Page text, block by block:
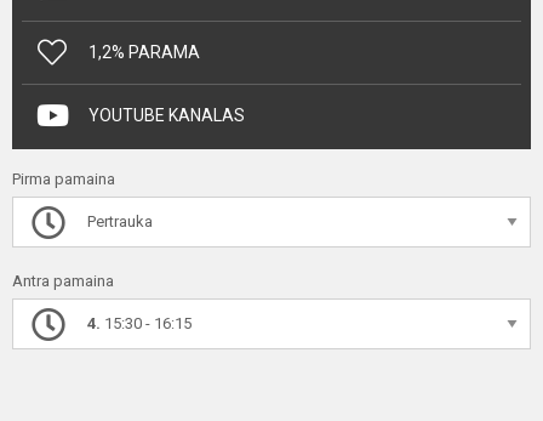
1,2% PARAMA
YOUTUBE KANALAS
Pirma pamaina
Pertrauka
Antra pamaina
4. 15:30 - 16:15